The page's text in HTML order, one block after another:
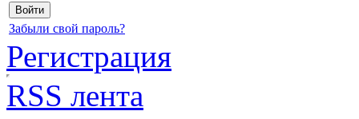
Забыли свой пароль?
Регистрация
RSS лента